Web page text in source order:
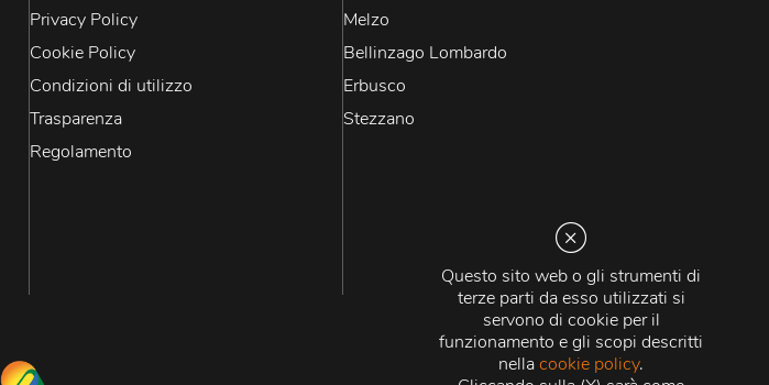
Questo sito web o gli strumenti di
terze parti da esso utilizzati si
servono di cookie per il
funzionamento e gli scopi descritti
nellacookie policy.
Privacy Policy
Cookie Policy
Condizioni di utilizzo
Trasparenza
Regolamento
Melzo
Bellinzago Lombardo
Erbusco
Stezzano